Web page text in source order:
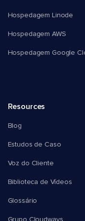
Hospedagem Linode
Hospedagem AWS
Hospedagem Google
Resources
Blog
Estudos de Caso
Voz do Cliente
Biblioteca de Vídeos
Glossário